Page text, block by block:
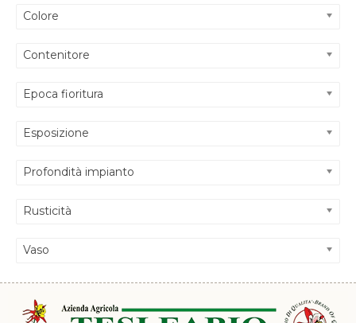
Colore
Contenitore
Epoca fioritura
Esposizione
Profondità impianto
Rusticità
Vaso